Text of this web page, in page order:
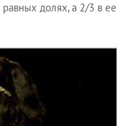
долях, а 2/3 в ее